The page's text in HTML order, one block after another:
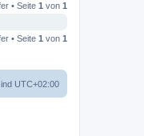
• Seite 1 von 1
• Seite 1 von 1
UTC+02:00